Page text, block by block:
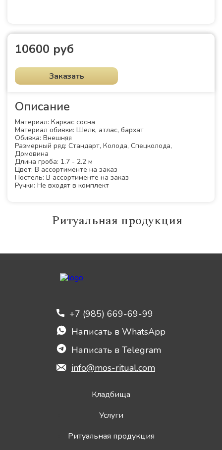
10600 руб
Заказать
Описание
Материал: Каркас сосна
Материал обивки: Шелк, атлас, бархат
Обивка: Внешняя
Размерный ряд: Стандарт, Колода, Спецколода,
Домовина
Длина гроба: 1.7 - 2.2 м
Цвет: В ассортименте на заказ
Постель: В ассортименте на заказ
Ручки: Не входят в комплект
Ритуальная продукция
+7 (985) 669-69-99
Написать в WhatsApp
Написать в Telegram
info@mos-ritual.com
Кладбища
Услуги
Ритуальная продукция